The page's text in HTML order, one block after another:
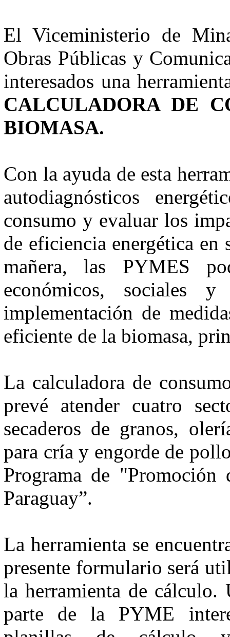
El Viceministerio de
Obras Públicas y
interesados una
CALCULADORA DE
BIOMASA.
Con la ayuda de esta
autodiagnósticos
consumo y evaluar los
de eficiencia energética en
mañera, las PYMES
económicos, sociales
implementación de
eficiente de la biomasa,
La calculadora de
prevé atender cuatro
secaderos de granos,
para cría y engorde de
Programa de
Paraguay”.
La herramienta se
presente formulario será
la herramienta de
parte de la PYME